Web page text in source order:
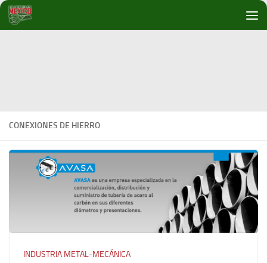
Debajo del contenido
CONEXIONES DE HIERRO
INDUSTRIA METAL-MECÁNICA